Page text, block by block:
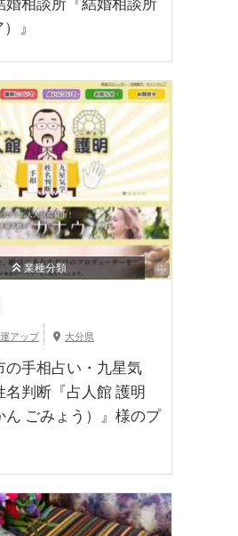
』
業種分類
アップ 大分県
の手相占い・九星気
名判断『占人館 護明
ん ごみょう）』様のプ